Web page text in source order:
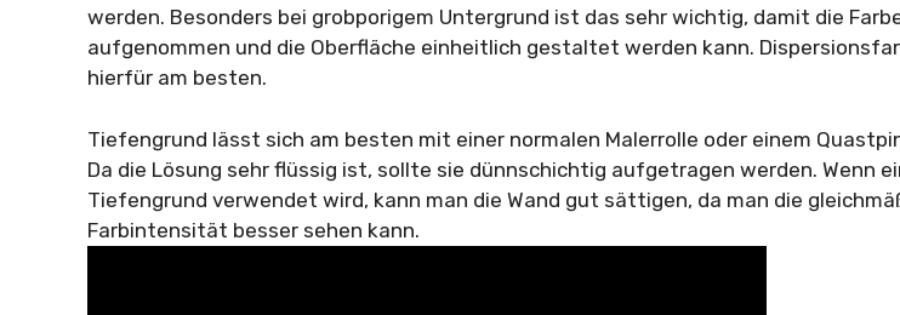
werden. Besonders bei grobporigem Untergrund ist das sehr wichtig, damit die
aufgenommen und die Oberfläche einheitlich gestaltet werden kann.
hierfür am besten.
Tiefengrund lässt sich am besten mit einer normalen Malerrolle oder einem
Da die Lösung sehr flüssig ist, sollte sie dünnschichtig aufgetragen werden. Wenn
Tiefengrund verwendet wird, kann man die Wand gut sättigen, da man die
Farbintensität besser sehen kann.